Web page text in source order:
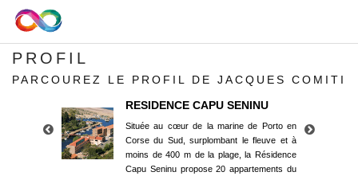
PROFIL
PARCOUREZ LE PROFIL DE JACQUES COMITI
RESIDENCE CAPU SENINU
Située au cœur de la marine de Porto en
Corse du Sud, surplombant le fleuve et à
moins de 400 m de la plage, la Résidence
Capu Seninu propose 20 appartements du